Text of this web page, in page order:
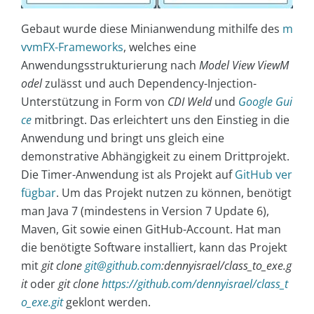
Gebaut wurde diese Minianwendung mithilfe des m
vvmFX-Frameworks, welches eine
Anwendungsstrukturierung nach Model View ViewM
odelzulässt und auch Dependency-Injection-
Unterstützung in Form von CDI Weldund Google Gui
ce mitbringt. Das erleichtert uns den Einstieg in die
Anwendung und bringt uns gleich eine
demonstrative Abhängigkeit zu einem Drittprojekt.
Die Timer-Anwendung ist als Projekt aufGitHub ver
fügbar. Um das Projekt nutzen zu können, benötigt
man Java 7 (mindestens in Version 7 Update 6),
Maven, Git sowie einen GitHub-Account. Hat man
die benötigte Software installiert, kann das Projekt
mitgit clonegit@github.com:dennyisrael/class_to_exe.g
itodergit clonehttps://github.com/dennyisrael/class_t
o_exe.gitgeklont werden.